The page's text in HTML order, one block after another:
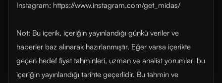
Instagram: https://www.instagram.com/get_midas/
Not: Bu içerik, içeriğin yayınlandığı günkü veriler ve
haberler baz alınarak hazırlanmıştır. Eğer varsa içerikte
geçen hedef fiyat tahminleri, uzman ve analist yorumları bu
içeriğin yayınlandığı tarihte geçerlidir. Bu tahmin ve